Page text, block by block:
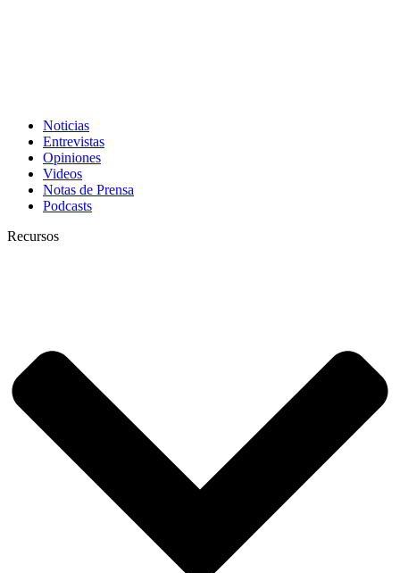
Noticias
Entrevistas
Opiniones
Videos
Notas de Prensa
Podcasts
Recursos